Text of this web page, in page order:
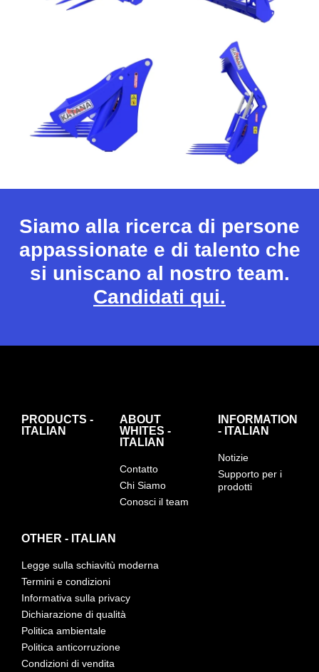
Siamo alla ricerca di persone
appassionate e di talento che
si uniscano al nostro team.
Candidati qui.
PRODUCTS -
ITALIAN
ABOUT
WHITES -
ITALIAN
Contatto
Chi Siamo
Conosci il team
INFORMATION
- ITALIAN
Notizie
Supporto per i
prodotti
OTHER - ITALIAN
Legge sulla schiavitù moderna
Termini e condizioni
Informativa sulla privacy
Dichiarazione di qualità
Politica ambientale
Politica anticorruzione
Condizioni di vendita